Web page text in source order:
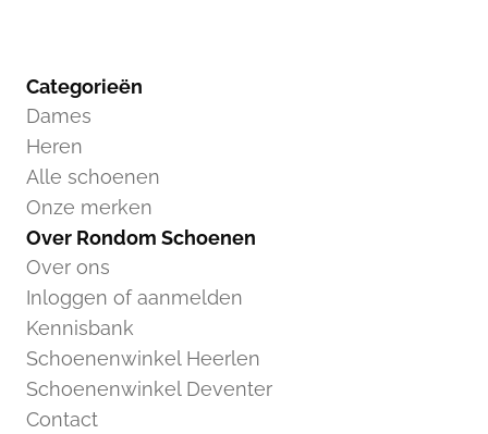
Categorieën
Dames
Heren
Alle schoenen
Onze merken
Over Rondom Schoenen
Over ons
Inloggen of aanmelden
Kennisbank
Schoenenwinkel Heerlen
Schoenenwinkel Deventer
Contact